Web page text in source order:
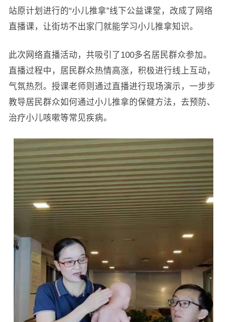
站原计划进行的“小儿推拿”线下公益课堂，改成了网络
直播课，让街坊不出家门就能学习小儿推拿知识。
此次网络直播活动，共吸引了100多名居民群众参加。
直播过程中，居民群众热情高涨，积极进行线上互动，
气氛热烈。授课老师则通过直播进行现场演示，一步步
教导居民群众如何通过小儿推拿的保健方法，去预防、
治疗小儿咳嗽等常见疾病。